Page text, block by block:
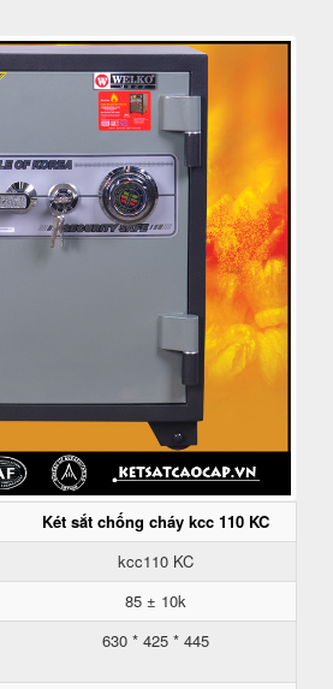
Két sắt chống cháy kcc 110 KC
kcc110 KC
85 ± 10k
630 * 425 * 445